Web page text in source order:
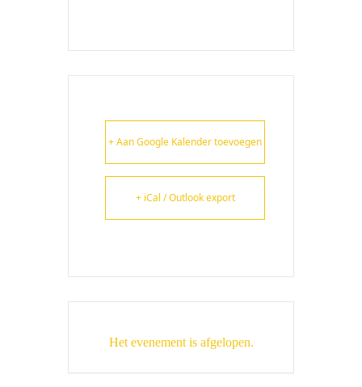
+ Aan Google Kalender toevoegen
+ iCal / Outlook export
Het evenement is afgelopen.